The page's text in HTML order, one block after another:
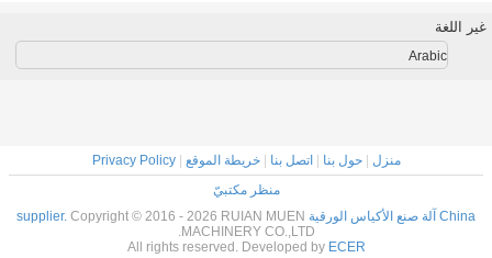
غير اللغة
Arabic
منزل |حول بنا اتصل بنا |خريطة الموقع |
Privacy Policy
منظر مكتبيّ
China آلة صنع الأكياس الورقية supplier.
Copyright © 2016 - 2026 RUIAN MUEN
MACHINERY CO.,LTD.
All rights reserved. Developed by ECER